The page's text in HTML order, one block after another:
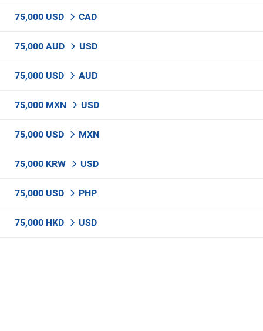
75,000 USD CAD
75,000 AUD USD
75,000 USD AUD
75,000 MXN USD
75,000 USD MXN
75,000 KRW USD
75,000 USD PHP
75,000 HKD USD